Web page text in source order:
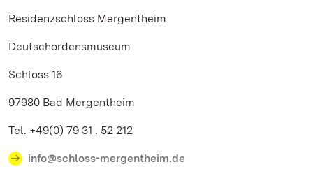
Residenzschloss Mergentheim
Deutschordensmuseum
Schloss 16
97980 Bad Mergentheim
Tel. +49(0) 79 31 . 52 212
info@schloss-mergentheim.de